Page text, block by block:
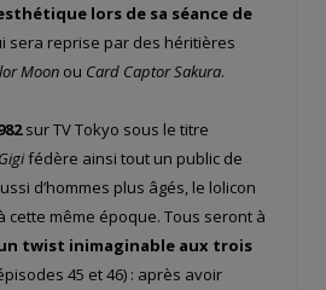
lors de sa séance de
sera reprise par des héritières
Moon ou Card Captor Sakura.
sur TV Tokyo sous le titre
Gigifédère ainsi tout un public de
d’hommes plus âgés, le lolicon
cette même époque. Tous seront à
twist inimaginable aux trois
45 et 46) : après avoir